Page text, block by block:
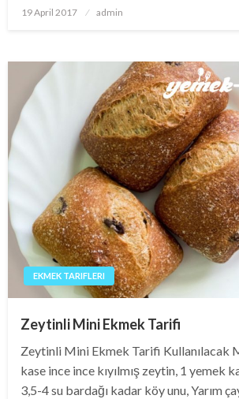
Posted
19 April 2017 admin
EKMEK TARIFLERI
Zeytinli Mini Ekmek Tarifi
Zeytinli Mini Ekmek Tarifi Kullanılacak
kase ince ince kıyılmış zeytin, 1 yemek
3,5-4 su bardağı kadar köy unu, Yarım